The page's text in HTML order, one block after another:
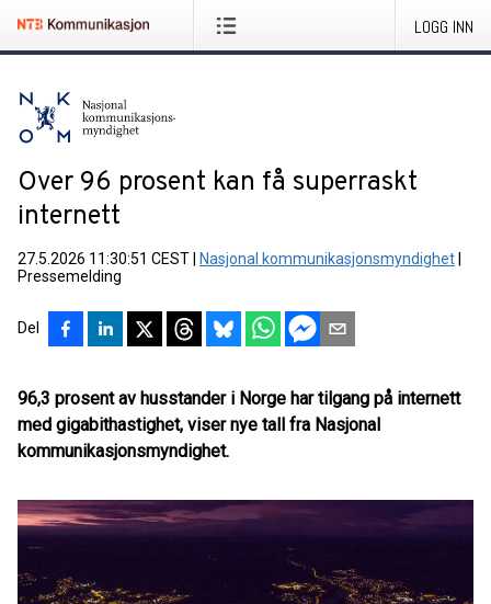
LOGG INN
Over 96 prosent kan få superraskt
internett
27.5.2026 11:30:51 CEST Nasjonal kommunikasjonsmyndighet
Pressemelding
Del
96,3 prosent av husstander i Norge har tilgang på internett
med gigabithastighet, viser nye tall fra Nasjonal
kommunikasjonsmyndighet.